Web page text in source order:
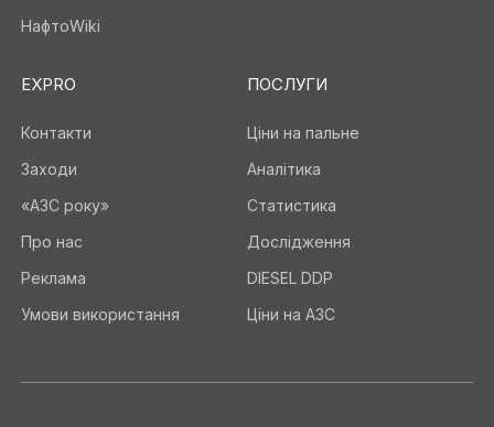
НафтоWiki
EXPRO
Контакти
Заходи
«АЗС року»
Про нас
Реклама
Умови використання
ПОСЛУГИ
Ціни на пальне
Аналітика
Статистика
Дослідження
DIESEL DDP
Ціни на АЗС